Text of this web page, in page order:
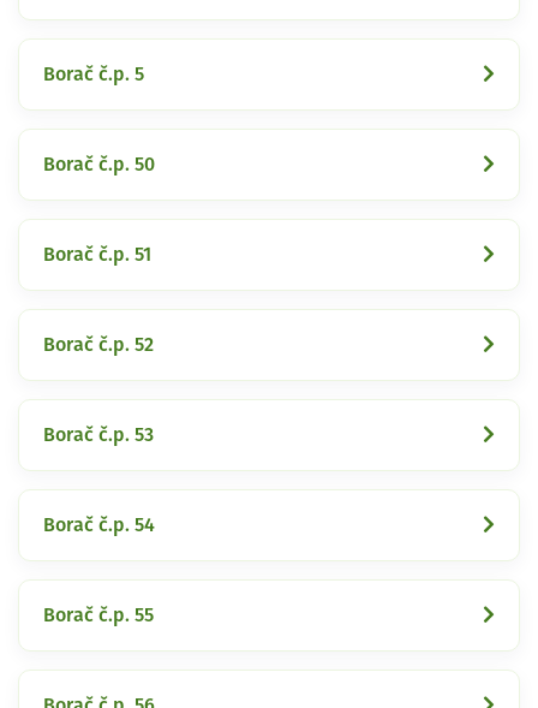
Borač č.p. 5
Borač č.p. 50
Borač č.p. 51
Borač č.p. 52
Borač č.p. 53
Borač č.p. 54
Borač č.p. 55